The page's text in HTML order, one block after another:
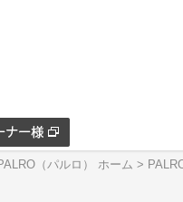
（パルロ） ホーム >